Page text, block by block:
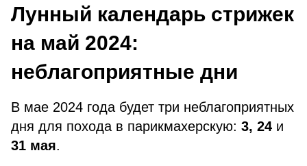
Лунный календарь стрижек
на май 2024:
неблагоприятные дни
В мае 2024 года будет три неблагоприятных
дня для похода в парикмахерскую: 3, 24 и
31 мая.